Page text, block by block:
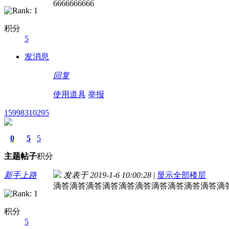
积分
5
发消息
6666666666
回复
使用道具 举报
15998310295
0
主题
5
帖子
5
积分
新手上路
积分
5
发表于 2019-1-6 10:00:28 | 显示全部楼层
滴答滴答滴答滴答滴答滴答滴答滴答滴答滴答滴